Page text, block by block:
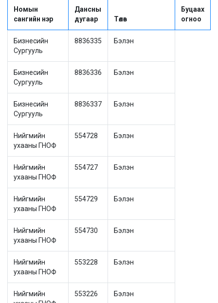
Номын
сангийн нэр
Дансны
дугаар
Төлөв
Буцаах
огноо
Бизнесийн
Сургууль
8836335 Бэлэн
Бизнесийн
Сургууль
8836336 Бэлэн
Бизнесийн
Сургууль
8836337 Бэлэн
Нийгмийн
ухааны ГНОФ
554728 Бэлэн
Нийгмийн
ухааны ГНОФ
554727 Бэлэн
Нийгмийн
ухааны ГНОФ
554729 Бэлэн
Нийгмийн
ухааны ГНОФ
554730 Бэлэн
Нийгмийн
ухааны ГНОФ
553228 Бэлэн
Нийгмийн
553226 Бэлэн